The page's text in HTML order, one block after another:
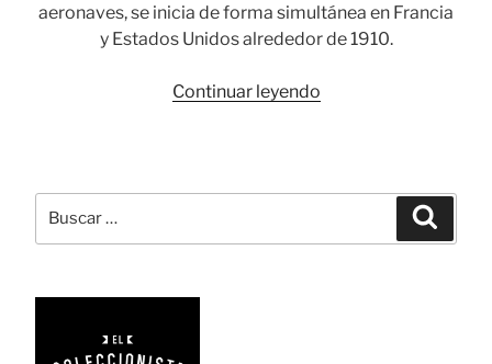
aeronaves, se inicia de forma simultánea en Francia
y Estados Unidos alrededor de 1910.
Continuar leyendo«Juguetes
de
y
por: